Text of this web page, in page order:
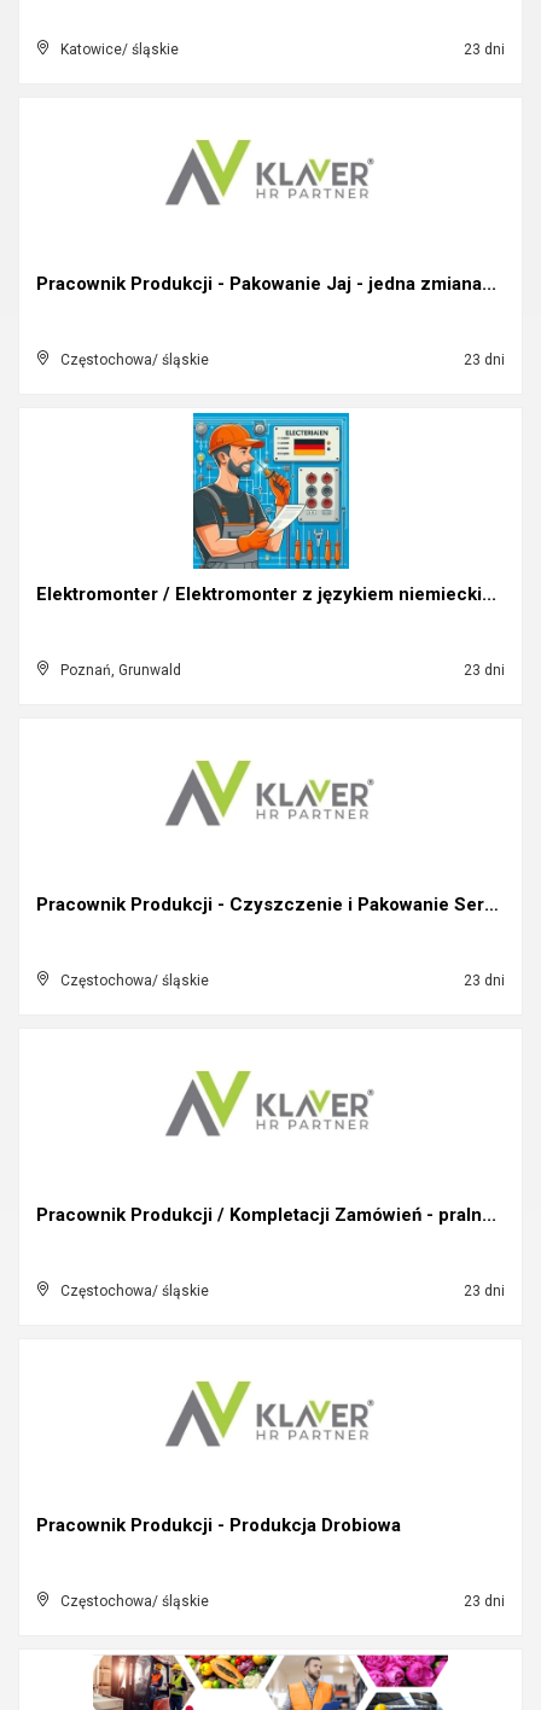
Katowice/ śląskie 23 dni
Pracownik Produkcji - Pakowanie Jaj - jedna zmiana...
Częstochowa/ śląskie 23 dni
Elektromonter / Elektromonter z językiem niemiecki...
Poznań, Grunwald 23 dni
Pracownik Produkcji - Czyszczenie i Pakowanie Sera...
Częstochowa/ śląskie 23 dni
Pracownik Produkcji / Kompletacji Zamówień - praln...
Częstochowa/ śląskie 23 dni
Pracownik Produkcji - Produkcja Drobiowa
Częstochowa/ śląskie 23 dni